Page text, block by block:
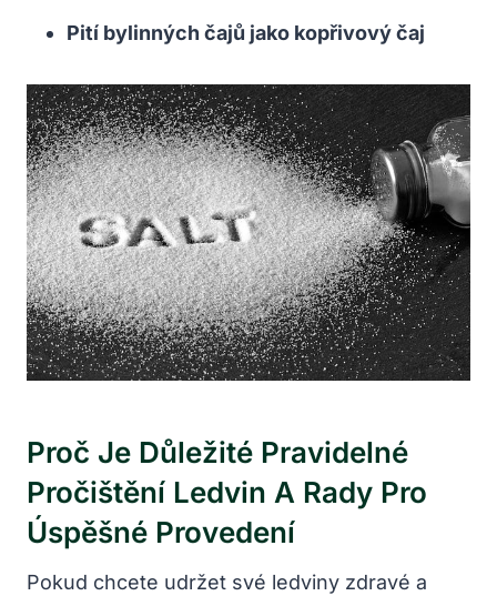
Pití bylinných čajů jako kopřivový čaj
Proč Je Důležité Pravidelné
Pročištění Ledvin A Rady Pro
Úspěšné Provedení
Pokud chcete udržet své ledviny zdravé a